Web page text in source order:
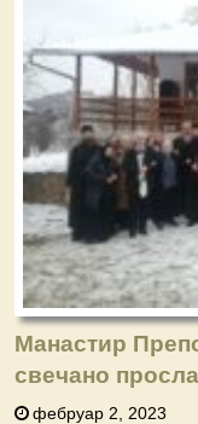
Манастир
свечано
фебруар 2, 2023